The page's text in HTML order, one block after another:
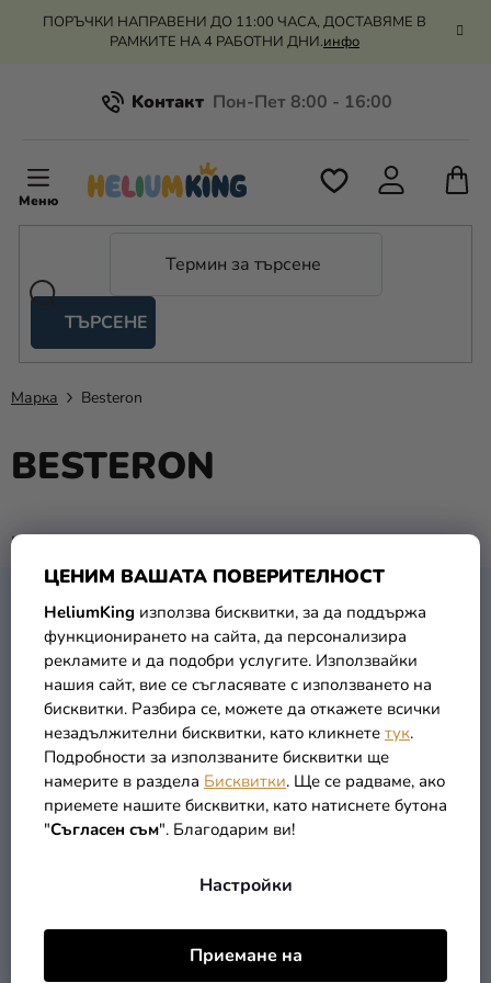
ЦЕНИМ ВАШАТА ПОВЕРИТЕЛНОСТ
HeliumKing използва бисквитки, за да поддържа
функционирането на сайта, да персонализира
рекламите и да подобри услугите. Използвайки
нашия сайт, вие се съгласявате с използването на
бисквитки. Разбира се, можете да откажете всички
незадължителни бисквитки, като кликнете тук.
Подробности за използваните бисквитки ще
намерите в раздела Бисквитки. Ще се радваме, ако
приемете нашите бисквитки, като натиснете бутона
"Съгласен съм". Благодарим ви!
Настройки
Приемане на
Преминаване
ПОРЪЧКИ НАПРАВЕНИ ДО 11:00 ЧАСА, ДОСТАВЯМЕ В
РАМКИТЕ НА 4 РАБОТНИ ДНИ.инфо
Kонтакт
Всичко за пазаруването
Оценка на магазина
ТЪРСЕНЕ
и
балони
Парти
аксесоари
Костюми
за
карнавал
Облекло
ПОДАРЪЦИ
и МЕРЧ
новост
традиции
Марка Besteron
BESTERON
Не бяха намерени стоки от марката
КОНТАКТ
zdravei@ heliumking.bg
ИНФОРМАЦИЯ ЗА ВАС